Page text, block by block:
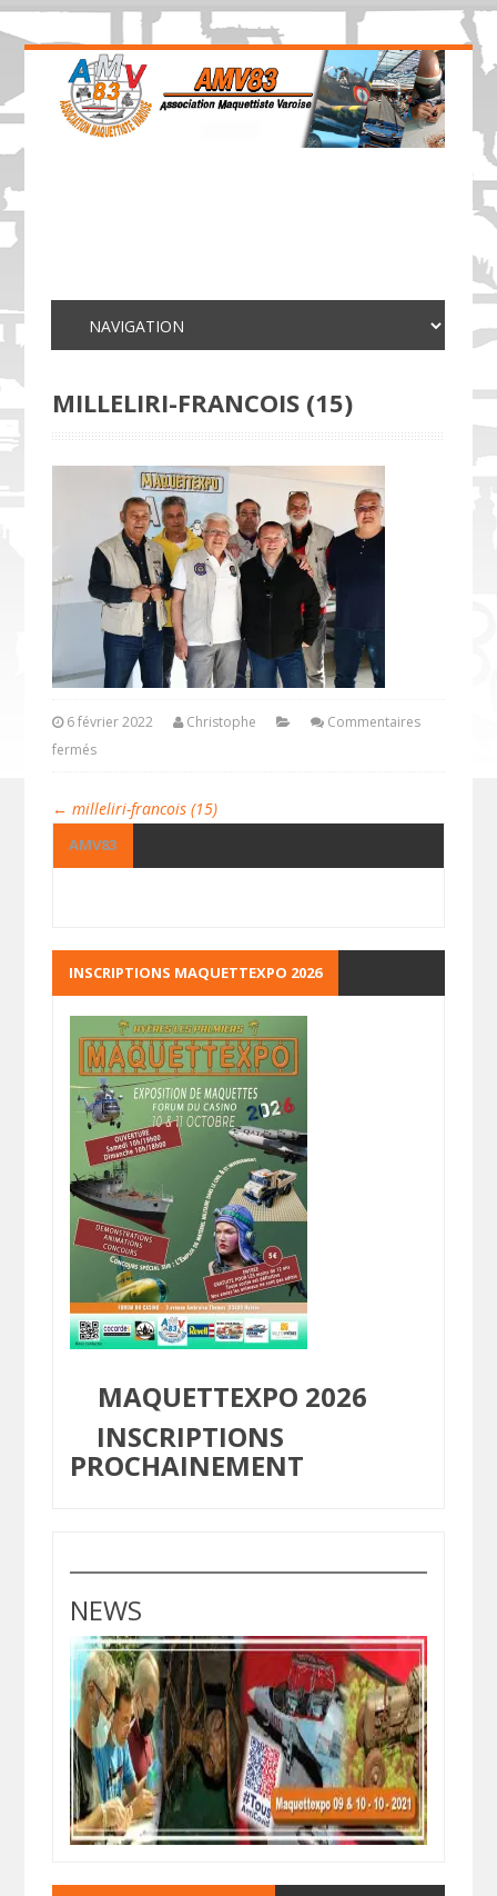
MILLELIRI-FRANCOIS (15)
6 février 2022 Christophe
Commentaires
fermés
← milleliri-francois (15)
AMV83
INSCRIPTIONS MAQUETTEXPO 2026
MAQUETTEXPO 2026
INSCRIPTIONS
PROCHAINEMENT
NEWS